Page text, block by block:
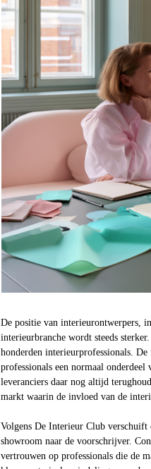
De positie van interieurontwerpers,
interieurbranche wordt steeds
honderden interieurprofessionals.
professionals een normaal
leveranciers daar nog altijd
markt waarin de invloed van de
Volgens De Interieur Club verschuift
showroom naar de voorschrijver.
vertrouwen op professionals die de